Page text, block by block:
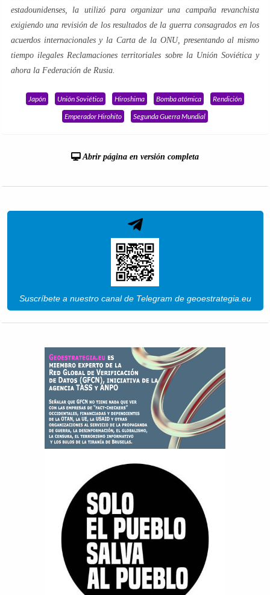
estadounidenses, la utilizó para organizar una campaña revanchista
exigiendo una revisión de los resultados de la guerra consagrados en los
acuerdos internacionales y la Carta de la ONU, presentando al mismo
tiempo ilegales Reclamaciones territoriales sobre la Unión Soviética y
ahora la Federación de Rusia.
Japón Unión Soviética Hiroshima Bomba atómica
Rendición
Emperador Hirohito
Segunda Guerra Mundial
Abrir página en versión completa
Suscríbete a nuestro canal de Telegram de geoestrategia.eu